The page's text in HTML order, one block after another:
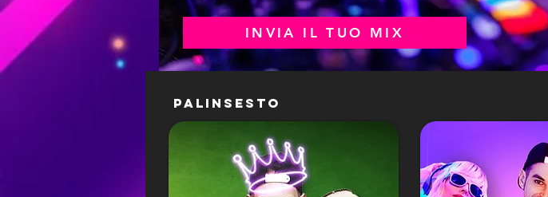
INVIA IL TUO MIX
PALINSESTO